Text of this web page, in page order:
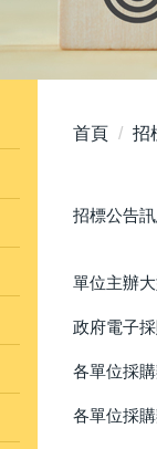
首頁 招
招標公告
單位主辦
政府電子
各單位採
各單位採